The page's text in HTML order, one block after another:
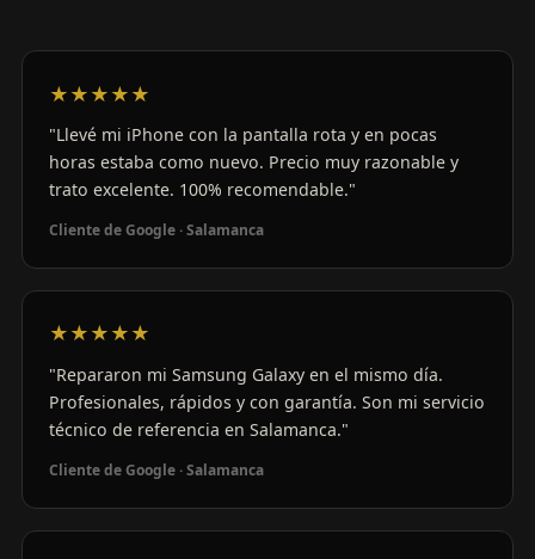
★★★★★
"Llevé mi iPhone con la pantalla rota y en pocas
horas estaba como nuevo. Precio muy razonable y
trato excelente. 100% recomendable."
Cliente de Google · Salamanca
★★★★★
"Repararon mi Samsung Galaxy en el mismo día.
Profesionales, rápidos y con garantía. Son mi servicio
técnico de referencia en Salamanca."
Cliente de Google · Salamanca